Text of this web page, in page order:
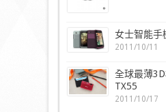
女士智能手
2011/10/11
全球最薄
TX55
2011/10/17